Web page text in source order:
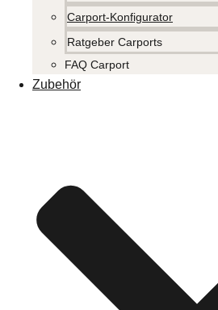
Carport-Konfigurator
Ratgeber Carports
FAQ Carport
Zubehör